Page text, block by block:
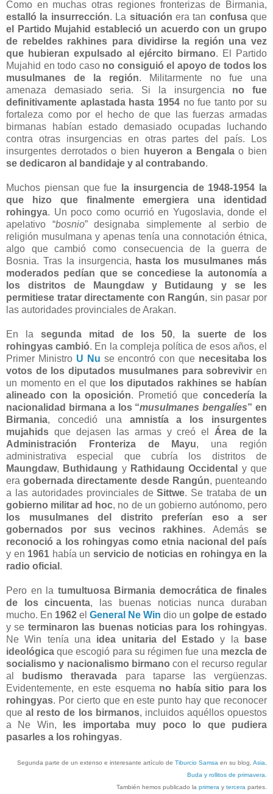
Como en muchas otras regiones fronterizas de Birmania,
estalló la insurrección. La situación era tan confusaque
el Partido Mujahid estableció un acuerdo con un grupo
de rebeldes rakhines para dividirse la región una vez
que hubieran expulsado al ejército birmano. El Partido
Mujahid en todo caso no consiguió el apoyo de todos los
musulmanes de la región. Militarmente no fue una
amenaza demasiado seria. Si la insurgencia no fue
definitivamente aplastada hasta 1954no fue tanto por su
fortaleza como por el hecho de que las fuerzas armadas
birmanas habían estado demasiado ocupadas luchando
contra otras insurgencias en otras partes del país. Los
insurgentes derrotados o bien
huyeron a Bengalao bien
se dedicaron al bandidaje y al contrabando.
Muchos piensan que fue
la insurgencia de 1948-1954 la
que hizo que finalmente emergiera una identidad
rohingya. Un poco como ocurrió en Yugoslavia, donde el
apelativo “bosnio” designaba simplemente al serbio de
religión musulmana y apenas tenía una connotación étnica,
algo que cambió como consecuencia de la guerra de
Bosnia. Tras la insurgencia, hasta los musulmanes más
moderados pedían que se concediese la autonomía a
los distritos de Maungdaw y Butidaung y se les
permitiese tratar directamente con Rangún, sin pasar por
las autoridades provinciales de Arakan.
En la segunda mitad de los 50,
la suerte de los
rohingyas cambió. En la compleja política de esos años, el
Primer Ministro U Nu se encontró con que necesitaba los
votos de los diputados musulmanes para sobrevivir en
un momento en el que los diputados rakhines se habían
alineado con la oposición. Prometió que concedería la
nacionalidad birmana a los “musulmanes bengalíes” en
Birmania, concedió una amnistía a los insurgentes
mujahids que dejasen las armas y creó el Área de la
Administración Fronteriza de Mayu, una región
administrativa especial que cubría los distritos de
Maungdaw, Buthidaung y Rathidaung Occidental
y que
eragobernada directamente desde Rangún, puenteando
a las autoridades provinciales deSittwe. Se trataba de un
gobierno militar ad hoc, no de un gobierno autónomo, pero
los musulmanes del distrito preferían eso a ser
gobernados por sus vecinos rakhines. Además se
reconoció a los rohingyas como etnia nacional del país
y en 1961 había un servicio de noticias en rohingya en la
radio oficial .
Pero en la tumultuosa Birmania democrática de finales
de los cincuenta, las buenas noticias nunca duraban
mucho. En 1962 el General Ne Win dio un golpe de estado
y se terminaron las buenas noticias para los rohingyas.
Ne Win tenía una idea unitaria del Estado y la
base
ideológica que escogió para su régimen fue una mezcla de
socialismo y nacionalismo birmano con el recurso regular
al
budismo theravada para taparse las vergüenzas.
Evidentemente, en este esquema no había sitio para los
rohingyas. Por cierto que en este punto hay que reconocer
queal resto de los birmanos, incluidos aquéllos opuestos
a Ne Win,
les importaba muy poco lo que pudiera
pasarles a los rohingyas.
Segunda parte de un extenso e interesante artículo de Tiburcio Samsa en su blog, Asia,
Buda y rollitos de primavera
También hemos publicado la primera y tercera partes.